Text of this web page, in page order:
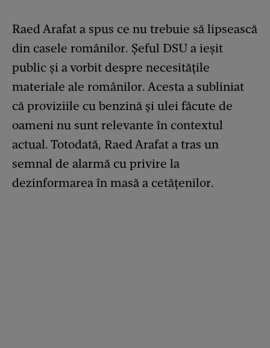
Raed Arafat a spus ce nu trebuie să lipsească
din casele românilor. Șeful DSU a ieșit
public și a vorbit despre necesitățile
materiale ale românilor. Acesta a subliniat
că proviziile cu benzină și ulei făcute de
oameni nu sunt relevante în contextul
actual. Totodată, Raed Arafat a tras un
semnal de alarmă cu privire la
dezinformarea în masă a cetățenilor.